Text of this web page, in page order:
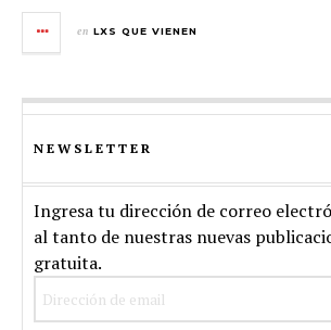
en LXS QUE VIENEN
NEWSLETTER
Ingresa tu dirección de correo
al tanto de nuestras nuevas
gratuita.